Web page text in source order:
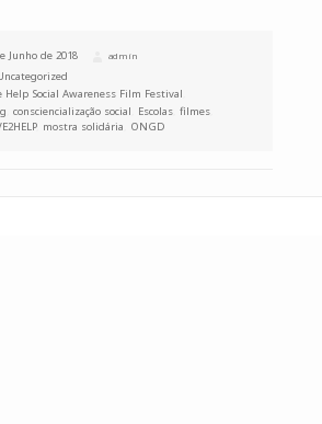
Junho de 2018 Autor
admin
Help Social Awareness Film Festival
,consciencialização social Escolas ,filmes
, mostra solidária ONGD